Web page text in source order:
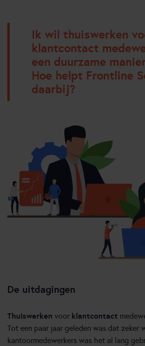
Ik wil thuiswerken
klantcontact
een duurzame
Hoe helpt Frontline
daarbij?
De uitdagingen
Thuiswerken voor klantcontact
Tot een paar jaar geleden was dat zeker
kantoormedewerkers was het al lang